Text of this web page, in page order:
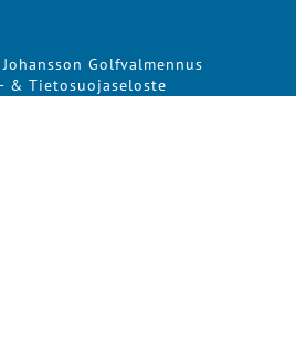
Golfvalmennus
& Tietosuojaseloste